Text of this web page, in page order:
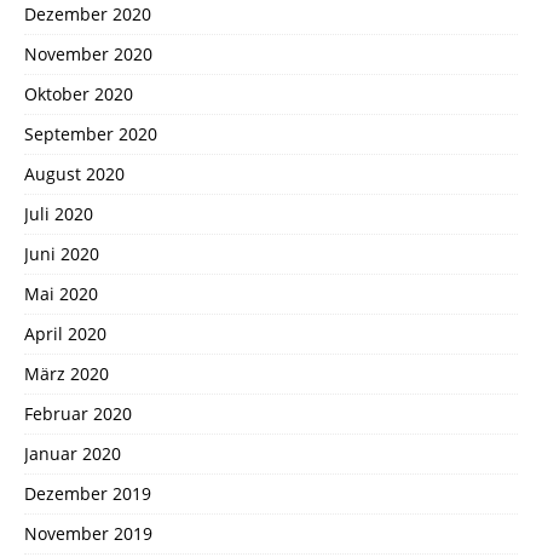
Dezember 2020
November 2020
Oktober 2020
September 2020
August 2020
Juli 2020
Juni 2020
Mai 2020
April 2020
März 2020
Februar 2020
Januar 2020
Dezember 2019
November 2019